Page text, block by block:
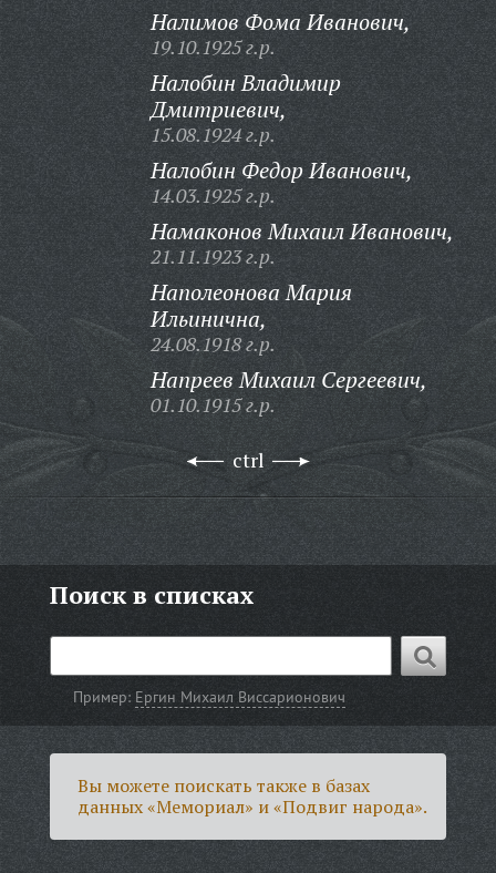
Налимов Фома Иванович,
19.10.1925 г.р.
Налобин Владимир
Дмитриевич,
15.08.1924 г.р.
Налобин Федор Иванович,
14.03.1925 г.р.
Намаконов Михаил Иванович,
21.11.1923 г.р.
Наполеонова Мария
Ильинична,
24.08.1918 г.р.
Напреев Михаил Сергеевич,
01.10.1915 г.р.
ctrl
Поиск в списках
Пример: Ергин Михаил Виссарионович
Вы можете поискать также в базах
данных «Мемориал» и «Подвиг народа».